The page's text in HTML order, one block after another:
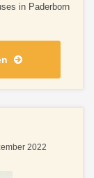
in Paderborn
2022